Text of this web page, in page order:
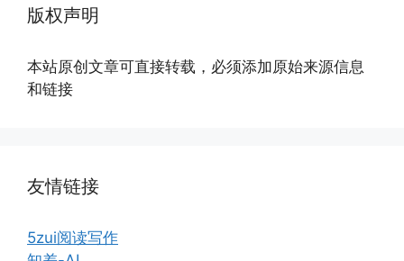
版权声明
本站原创文章可直接转载，必须添加原始来源信息
和链接
友情链接
5zui阅读写作